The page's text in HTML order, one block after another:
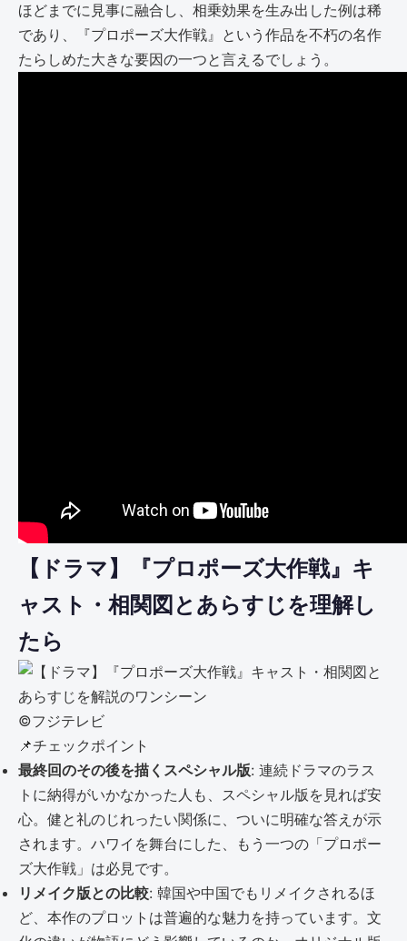
ほどまでに見事に融合し、相乗効果を生み出した例は稀
であり、『プロポーズ大作戦』という作品を不朽の名作
たらしめた大きな要因の一つと言えるでしょう。
【ドラマ】『プロポーズ大作戦』キ
ャスト・相関図とあらすじを理解し
たら
©︎フジテレビ
📌チェックポイント
最終回のその後を描くスペシャル版: 連続ドラマのラス
トに納得がいかなかった人も、スペシャル版を見れば安
心。健と礼のじれったい関係に、ついに明確な答えが示
されます。ハワイを舞台にした、もう一つの「プロポー
ズ大作戦」は必見です。
リメイク版との比較: 韓国や中国でもリメイクされるほ
ど、本作のプロットは普遍的な魅力を持っています。文